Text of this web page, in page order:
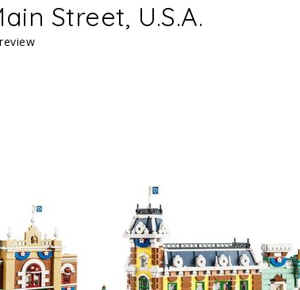
Street, U.S.A.